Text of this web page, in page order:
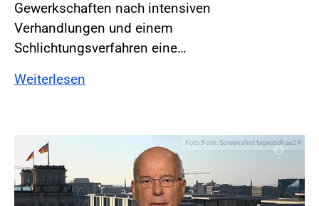
Gewerkschaften nach intensiven
Verhandlungen und einem
Schlichtungsverfahren eine…
Weiterlesen
Foto:Foto: Screenshot tagesschau24